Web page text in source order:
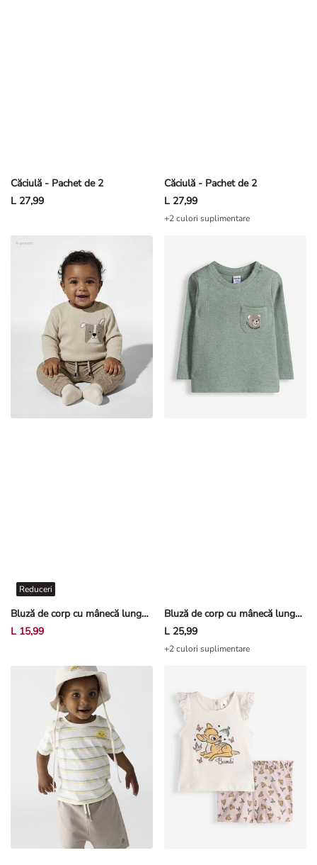
Căciulă - Pachet de 2
L 27,99
Căciulă - Pachet de 2
L 27,99
+2 culori suplimentare
Bluză de corp cu mânecă lungă - Structură gofrată
Reduceri
L 15,99
Bluză de corp cu mânecă lungă - Structură gofrată - Albastru petrol
L 25,99
+2 culori suplimentare